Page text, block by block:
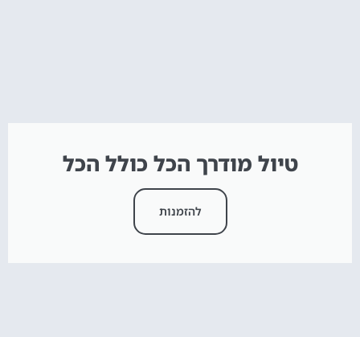
טיול מודרך הכל כולל הכל
להזמנות